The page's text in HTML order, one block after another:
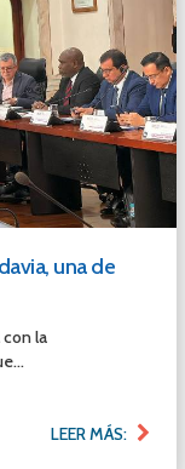
una de
con la
LEER MÁS: